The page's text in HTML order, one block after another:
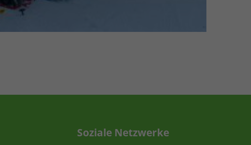
Soziale Netzwerke